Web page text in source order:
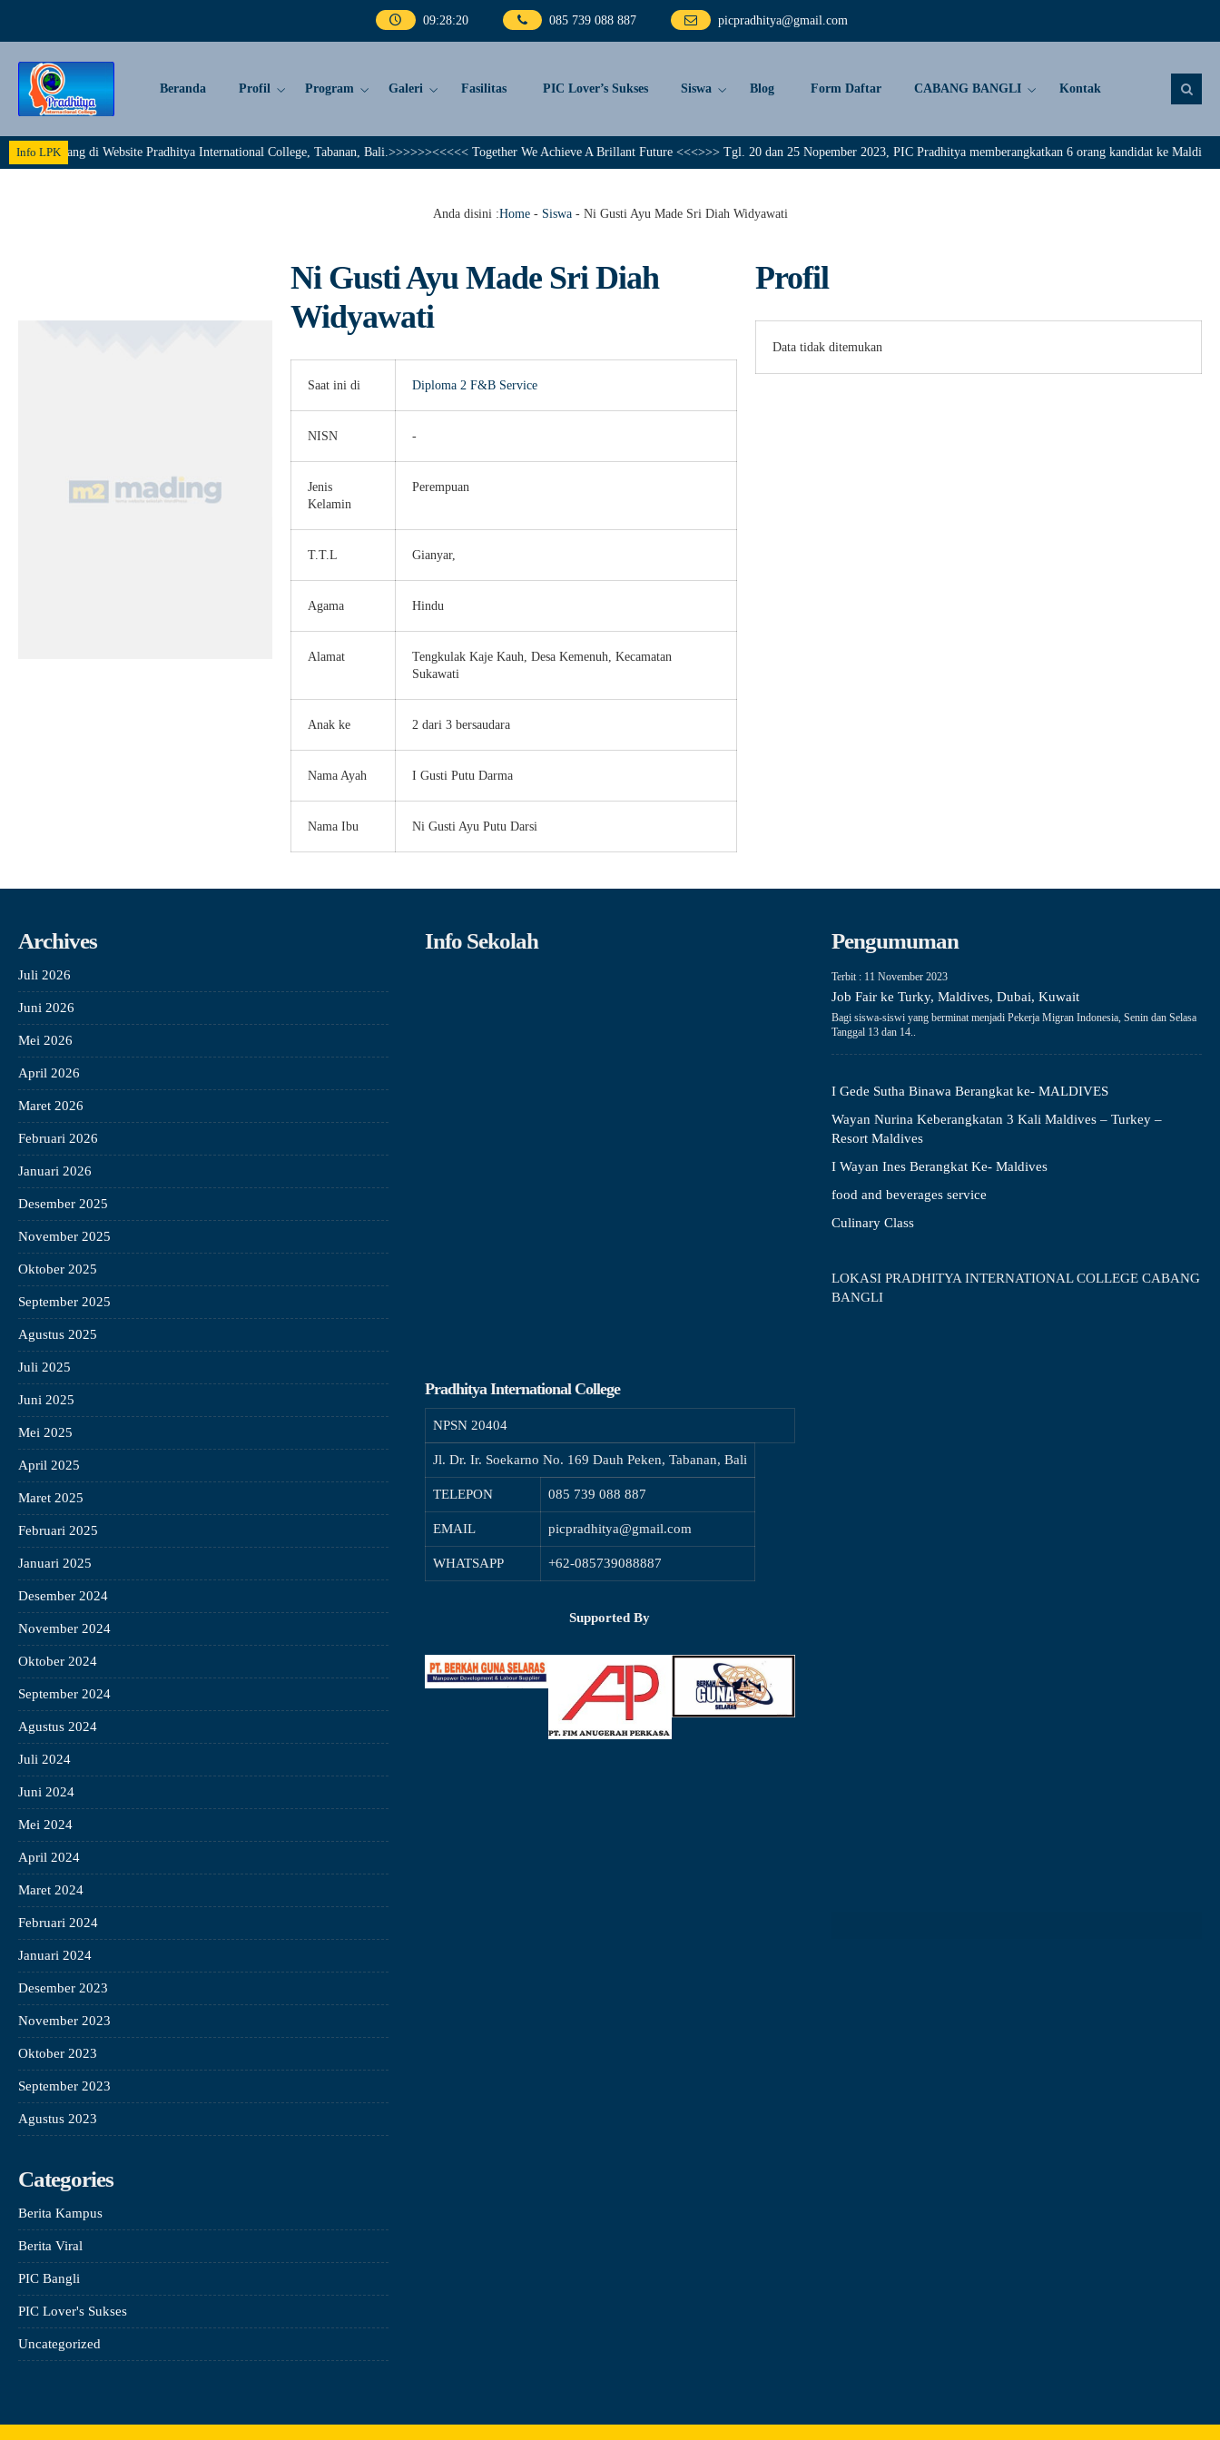
09:28:20 085 739 088 887 picpradhitya@gmail.com
Beranda Profil Program Galeri Fasilitas PIC Lover’s Sukses Siswa Blog Form Daftar CABANG BANGLI Kontak
Info LPK
Datang di Website Pradhitya International College, Tabanan, Bali.>>>>>><<<<< Together We Achieve A Brillant Future <<<>>> Tgl. 20 dan 25 Nopember 2023, PIC Pradhitya memberangkatkan 6 orang kandidat ke Maldive.
Anda disini :Home- Siswa- Ni Gusti Ayu Made Sri Diah Widyawati
Ni Gusti Ayu Made Sri Diah
Widyawati
Saat ini di Diploma 2 F&B Service
NISN -
Jenis
Kelamin
Perempuan
T.T.L Gianyar,
Agama Hindu
Alamat
Tengkulak Kaje Kauh, Desa Kemenuh, Kecamatan
Sukawati
Anak ke 2 dari 3 bersaudara
Nama Ayah I Gusti Putu Darma
Nama Ibu Ni Gusti Ayu Putu Darsi
Profil
Data tidak ditemukan
Archives
Juli 2026
Juni 2026
Mei 2026
April 2026
Maret 2026
Februari 2026
Januari 2026
Desember 2025
November 2025
Oktober 2025
September 2025
Agustus 2025
Juli 2025
Juni 2025
Mei 2025
April 2025
Maret 2025
Februari 2025
Januari 2025
Desember 2024
November 2024
Oktober 2024
September 2024
Agustus 2024
Juli 2024
Juni 2024
Mei 2024
April 2024
Maret 2024
Februari 2024
Januari 2024
Desember 2023
November 2023
Oktober 2023
September 2023
Agustus 2023
Categories
Berita Kampus
Berita Viral
PIC Bangli
PIC Lover's Sukses
Uncategorized
Info Sekolah
Pradhitya International College
NPSN 20404
Jl. Dr. Ir. Soekarno No. 169 Dauh Peken, Tabanan, Bali
TELEPON 085 739 088 887
EMAIL picpradhitya@gmail.com
WHATSAPP +62-085739088887
Supported By
Pengumuman
Terbit : 11 November 2023
Job Fair ke Turky, Maldives, Dubai, Kuwait
Bagi siswa-siswi yang berminat menjadi Pekerja Migran Indonesia, Senin dan Selasa
Tanggal 13 dan 14..
I Gede Sutha Binawa Berangkat ke- MALDIVES
Wayan Nurina Keberangkatan 3 Kali Maldives – Turkey –
Resort Maldives
I Wayan Ines Berangkat Ke- Maldives
food and beverages service
Culinary Class
LOKASI PRADHITYA INTERNATIONAL COLLEGE CABANG
BANGLI